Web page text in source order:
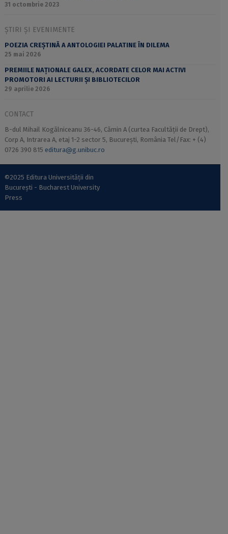
31 octombrie 2023
ȘTIRI ȘI EVENIMENTE
POEZIA CREȘTINĂ A ANTOLOGIEI PALATINE ÎN DILEMA
25 mai 2026
PREMIILE NAȚIONALE GALEX, ACORDATE CELOR MAI ACTIVI
PROMOTORI AI LECTURII ȘI BIBLIOTECILOR
29 aprilie 2026
CONTACT
B-dul Mihail Kogălniceanu 36-46, Cămin A (curtea Facultății de Drept),
Corp A, Intrarea A, etaj 1-2 sector 5, București, România Tel/Fax: + (4)
0726 390 815 editura@g.unibuc.ro
©2025 Editura Universității din
București - Bucharest University
Press